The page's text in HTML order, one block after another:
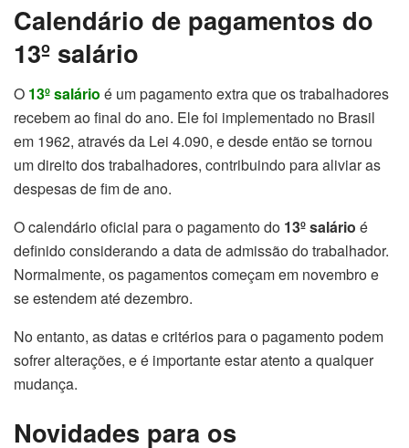
Calendário de pagamentos do
13º salário
O 13º salário é um pagamento extra que os trabalhadores
recebem ao final do ano. Ele foi implementado no Brasil
em 1962, através da Lei 4.090, e desde então se tornou
um direito dos trabalhadores, contribuindo para aliviar as
despesas de fim de ano.
O calendário oficial para o pagamento do 13º salário é
definido considerando a data de admissão do trabalhador.
Normalmente, os pagamentos começam em novembro e
se estendem até dezembro.
No entanto, as datas e critérios para o pagamento podem
sofrer alterações, e é importante estar atento a qualquer
mudança.
Novidades para os